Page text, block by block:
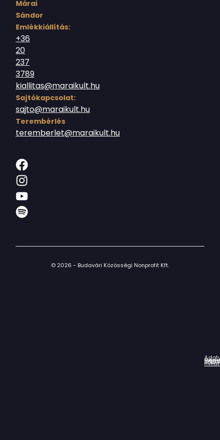
Márai
Sándor
Emlékkiállítás:
+36
20
237
3789
kiallitas@maraikult.hu
Sajtókapcsolat:
sajto@maraikult.hu
Terembérlés
teremberlet@maraikult.hu
© 2026 - Budavári Közösségi Nonprofit Kft.